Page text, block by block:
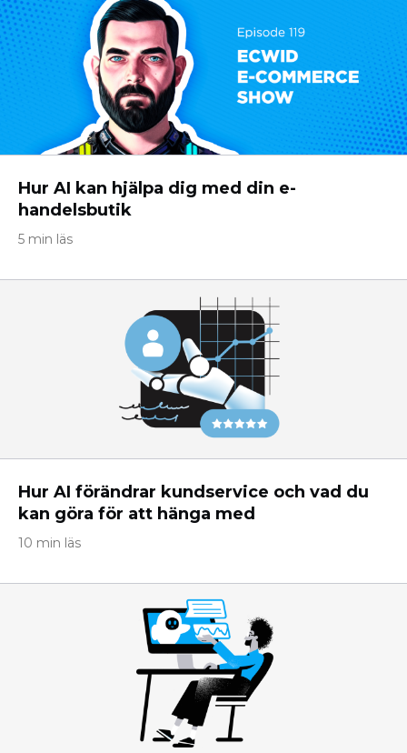
Hur AI kan hjälpa dig med din e-
handelsbutik
5 min läs
Hur AI förändrar kundservice och vad du
kan göra för att hänga med
10 min läs